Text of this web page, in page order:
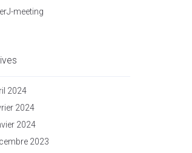
meeting
2024
2024
2024
2023